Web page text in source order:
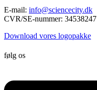
E-mail: info@sciencecity.dk
CVR/SE-nummer: 34538247
Download vores logopakke
følg os